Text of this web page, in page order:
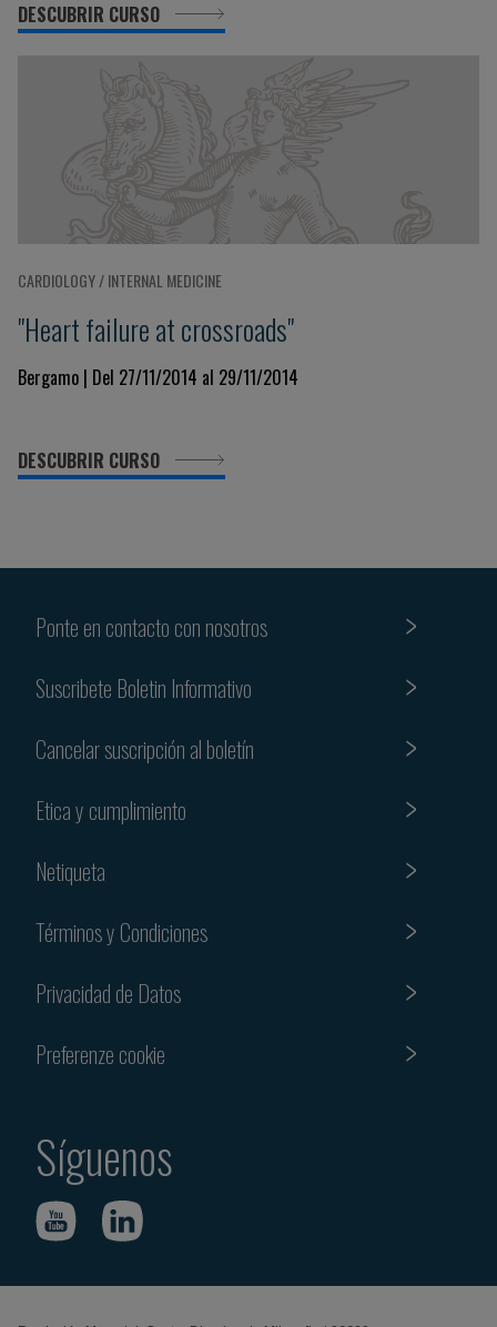
DESCUBRIR CURSO
CARDIOLOGY / INTERNAL MEDICINE
"Heart failure at crossroads"
Bergamo | Del 27/11/2014 al 29/11/2014
DESCUBRIR CURSO
Ponte en contacto con nosotros
Suscribete Boletin Informativo
Cancelar suscripción al boletín
Etica y cumplimiento
Netiqueta
Términos y Condiciones
Privacidad de Datos
Preferenze cookie
Síguenos